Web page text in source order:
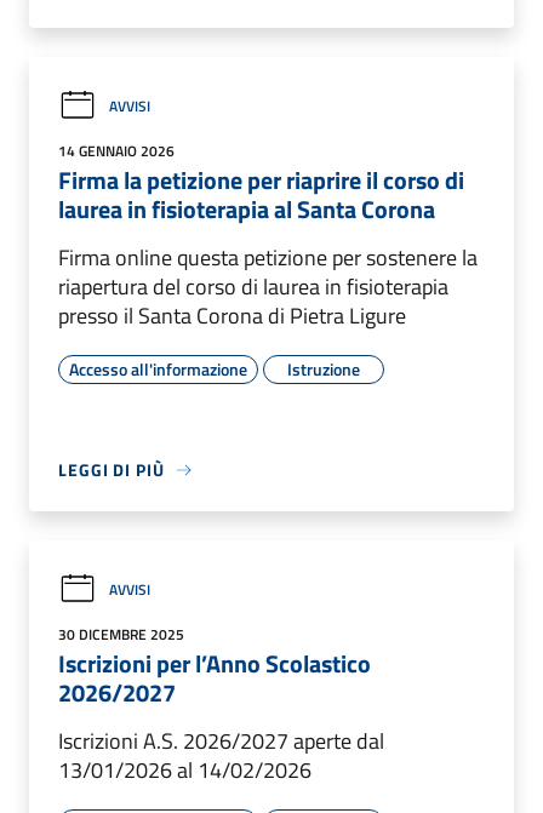
AVVISI
14 GENNAIO 2026
Firma la petizione per riaprire il corso di
laurea in fisioterapia al Santa Corona
Firma online questa petizione per sostenere la
riapertura del corso di laurea in fisioterapia
presso il Santa Corona di Pietra Ligure
Accesso all'informazione Istruzione
LEGGI DI PIÙ
AVVISI
30 DICEMBRE 2025
Iscrizioni per l’Anno Scolastico
2026/2027
Iscrizioni A.S. 2026/2027 aperte dal
13/01/2026 al 14/02/2026